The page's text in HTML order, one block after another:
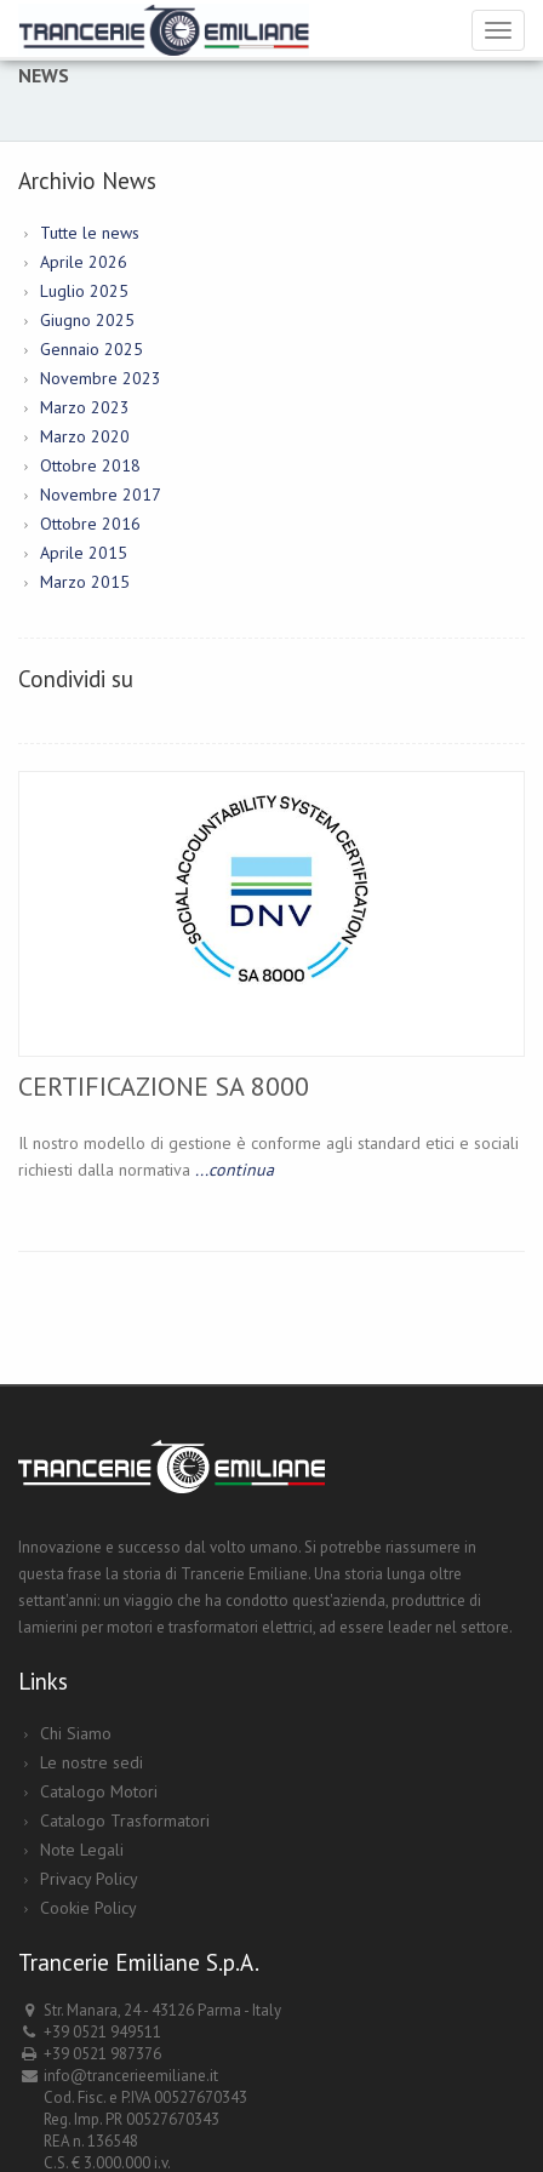
NEWS
Archivio News
Tutte le news
Aprile 2026
Luglio 2025
Giugno 2025
Gennaio 2025
Novembre 2023
Marzo 2023
Marzo 2020
Ottobre 2018
Novembre 2017
Ottobre 2016
Aprile 2015
Marzo 2015
Condividi su
CERTIFICAZIONE SA 8000
Il nostro modello di gestione è conforme agli standard etici e sociali
richiesti dalla normativa ...continua
Innovazione e successo dal volto umano. Si potrebbe riassumere in
questa frase la storia di Trancerie Emiliane. Una storia lunga oltre
settant'anni: un viaggio che ha condotto quest'azienda, produttrice di
lamierini per motori e trasformatori elettrici, ad essere leader nel settore.
Links
Chi Siamo
Le nostre sedi
Catalogo Motori
Catalogo Trasformatori
Note Legali
Privacy Policy
Cookie Policy
Trancerie Emiliane S.p.A.
Str. Manara, 24 - 43126 Parma - Italy
+39 0521 949511
+39 0521 987376
info@trancerieemiliane.it
Cod. Fisc. e P.IVA 00527670343
Reg. Imp. PR 00527670343
REA n. 136548
C.S. € 3.000.000 i.v.